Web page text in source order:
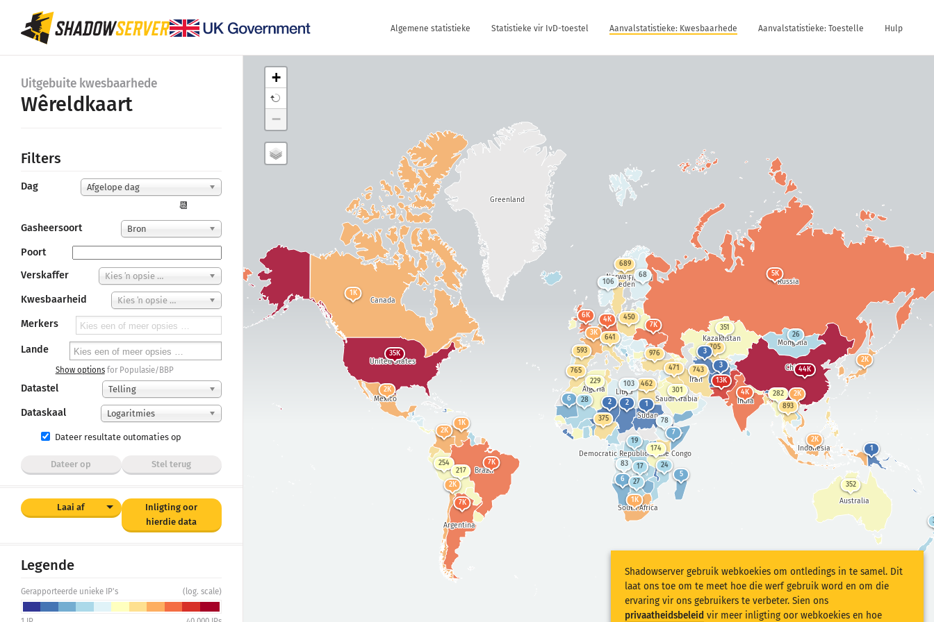
Algemene statistieke Statistieke vir IvD-toestel Aanvalstatistieke: Kwesbaarhede Aanvalstatistieke: Toestelle Hulp
Uitgebuite kwesbaarhede
Wêreldkaart
Filters
Dag Afgelope dag
📆
Gasheersoort
Bron
Poort
Verskaffer
Kies ’n opsie …
Kwesbaarheid Kies ’n opsie …
Merkers
Lande
Show optionsfor Populasie/BBP
Datastel Telling
Dataskaal Logaritmies
Dateer resultate outomaties op
Dateer op Stel terug
Laai af
Inligting oor
hierdie data
Legende
Gerapporteerde unieke IP's (log. scale)
Indonesia
Argentina
India
China
Democratic Republic of the Congo
South Africa
Kazakhstan
Brazil
Mongolia
Russia
Norway
Sweden
Finland
Libya
Sudan
Iran
Saudi Arabia
Algeria
United States
Canada
Mexico
Australia
Greenland
3
83
7K
352
217
7K
27
1K
19
2K
44K
2K
4K
229 462
593
78
68
3K
2K
4K
471 743
641
2K
351
103
765
5
28
282
26
6
2K
24
6
2
375
106
254
1
13K
450
5K
301
1
689
7
2 893
3
976
174
7K
6K
35K
705
1K
2K
1K
17
+
−
Shadowserver gebruik webkoekies om ontledings in te samel. Dit
laat ons toe om te meet hoe die werf gebruik word en om die
ervaring vir ons gebruikers te verbeter. Sien ons
privaatheidsbeleid vir meer inligting oor webkoekies en hoe